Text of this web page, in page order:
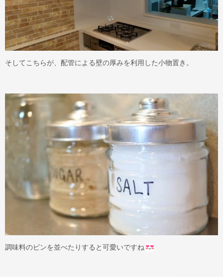
そしてこちらが、配管による壁の厚みを利用した小物置き。
調味料のビンを並べたりすると可愛いですね